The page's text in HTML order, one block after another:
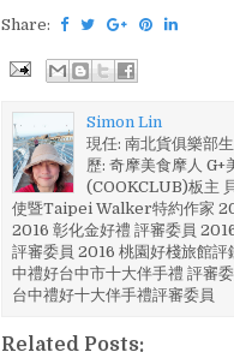
Share:
Simon Lin
現任: 南北貨俱樂部
歷: 奇摩美食摩人
(COOKCLUB)板主
使暨Taipei Walker特約作家
2016 彰化金好禮 評審委員
評審委員 2016 桃園好棧旅館
中禮好台中市十大伴手禮 評審
台中禮好十大伴手禮評審委員
Related Posts: